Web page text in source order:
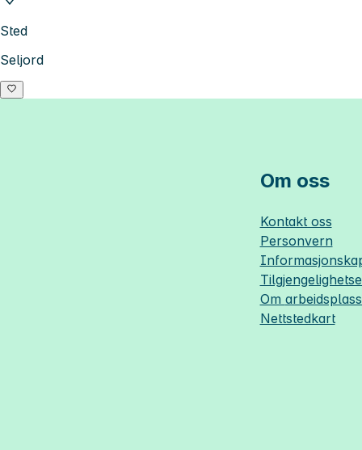
Sted
Seljord
Om oss
Kontakt oss
Personvern
Om
Nettstedkart